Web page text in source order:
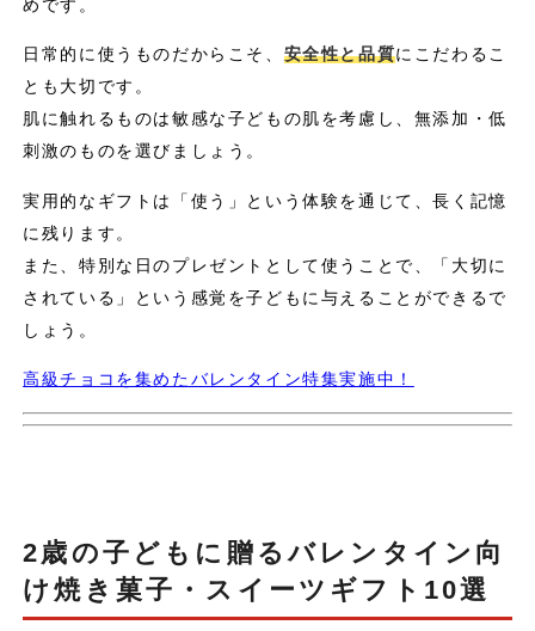
めです。
日常的に使うものだからこそ、 安全性と品質にこだわるこ
とも大切です。
肌に触れるものは敏感な子どもの肌を考慮し、無添加・低
刺激のものを選びましょう。
実用的なギフトは「使う」という体験を通じて、長く記憶
に残ります。
また、特別な日のプレゼントとして使うことで、「大切に
されている」という感覚を子どもに与えることができるで
しょう。
高級チョコを集めたバレンタイン特集実施中！
2歳の子どもに贈るバレンタイン向
け焼き菓子・スイーツギフト10選